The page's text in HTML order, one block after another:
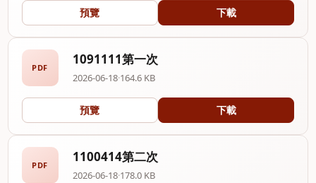
預覽 下載
PDF
1091111第一次
2026-06-18·164.6 KB
預覽 下載
PDF
1100414第二次
2026-06-18·178.0 KB